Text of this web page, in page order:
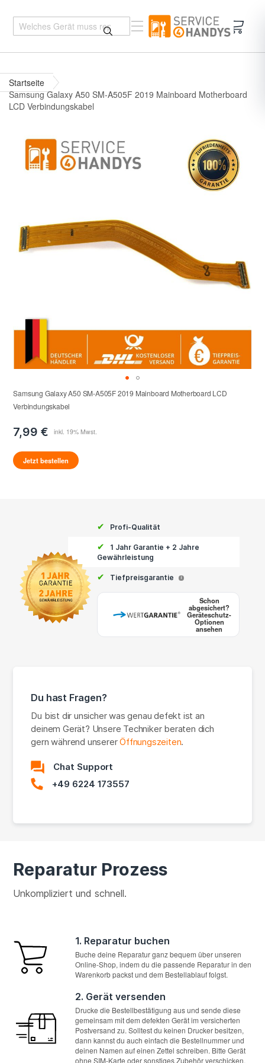
Startseite
Samsung Galaxy A50 SM-A505F 2019 Mainboard Motherboard
LCD Verbindungskabel
Samsung Galaxy A50 SM-A505F 2019 Mainboard Motherboard LCD
Verbindungskabel
7,99 €
Jetzt bestellen
✔ Profi-Qualität
✔
1 Jahr Garantie + 2 Jahre
Gewährleistung
✔ Tiefpreisgarantie i
Schon
abgesichert?
Geräteschutz-
Optionen
ansehen
Du hast Fragen?
Du bist dir unsicher was genau defekt ist an
deinem Gerät? Unsere Techniker beraten dich
gern während unsererÖffnungszeiten.
Chat Support
+49 6224 173557
Reparatur Prozess
Unkompliziert und schnell.
1. Reparatur buchen
Buche deine Reparatur ganz bequem über unseren
Online-Shop, indem du die passende Reparatur in den
Warenkorb packst und dem Bestellablauf folgst.
2. Gerät versenden
Drucke die Bestellbestätigung aus und sende diese
gemeinsam mit dem defekten Gerät im versicherten
Postversand zu. Solltest du keinen Drucker besitzen,
dann kannst du auch einfach die Bestellnummer und
deinen Namen auf einen Zettel schreiben. Bitte Gerät
ohne SIM-Karte oder sonstiges Zubehör verschicken.